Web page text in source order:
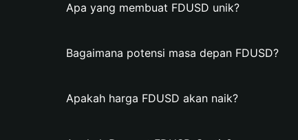
Apa yang membuat FDUSD unik?
Bagaimana potensi masa depan FDUSD?
Apakah harga FDUSD akan naik?